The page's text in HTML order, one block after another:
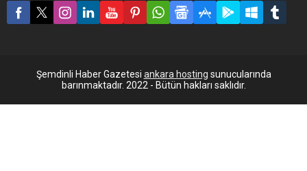
Şemdinli Haber Gazetesi ankara hosting sunucularında
barınmaktadır. 2022 - Bütün hakları saklıdır.